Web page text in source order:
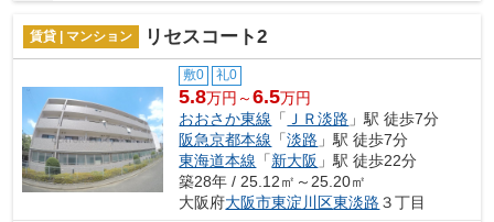
賃貸 | マンション リセスコート2
敷0 礼0
5.8万円～6.5万円
おおさか東線 「 ＪＲ淡路 」駅 徒歩7分
阪急京都本線 「淡路 」駅 徒歩7分
東海道本線 「新大阪 」駅 徒歩22分
築28年 / 25.12㎡～25.20㎡
大阪府大阪市東淀川区東淡路 ３丁目